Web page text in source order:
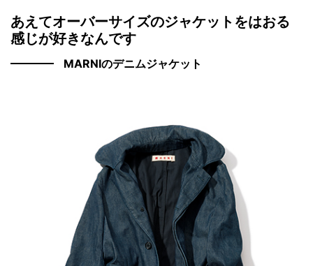
あえてオーバーサイズのジャケットをはおる
感じが好きなんです
MARNIのデニムジャケット